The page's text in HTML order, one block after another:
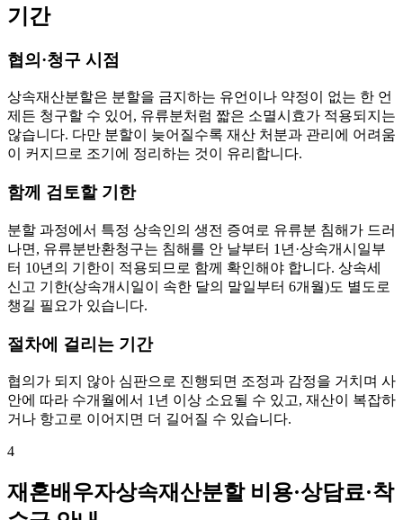
기간
협의·청구 시점
상속재산분할은 분할을 금지하는 유언이나 약정이 없는 한 언
제든 청구할 수 있어, 유류분처럼 짧은 소멸시효가 적용되지는
않습니다. 다만 분할이 늦어질수록 재산 처분과 관리에 어려움
이 커지므로 조기에 정리하는 것이 유리합니다.
함께 검토할 기한
분할 과정에서 특정 상속인의 생전 증여로 유류분 침해가 드러
나면, 유류분반환청구는 침해를 안 날부터 1년·상속개시일부
터 10년의 기한이 적용되므로 함께 확인해야 합니다. 상속세
신고 기한(상속개시일이 속한 달의 말일부터 6개월)도 별도로
챙길 필요가 있습니다.
절차에 걸리는 기간
협의가 되지 않아 심판으로 진행되면 조정과 감정을 거치며 사
안에 따라 수개월에서 1년 이상 소요될 수 있고, 재산이 복잡하
거나 항고로 이어지면 더 길어질 수 있습니다.
4
재혼배우자상속재산분할 비용·상담료·착